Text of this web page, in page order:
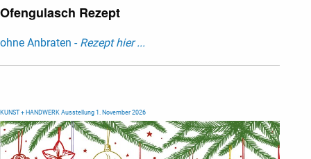
Ofengulasch Rezept
ohne Anbraten - Rezept hier ...
KUNST + HANDWERK Ausstellung 1. November 2026